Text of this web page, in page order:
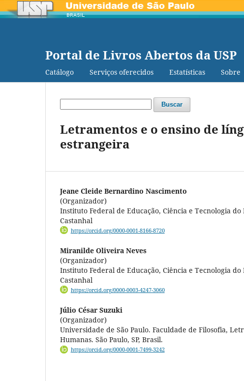
Portal de Livros Abertos da USP
Catálogo Serviços oferecidos Estatísticas Sobre
Buscar
Letramentos e o ensino de
estrangeira
Jeane Cleide Bernardino Nascimento
(Organizador)
Instituto Federal de Educação, Ciência e Tecnologia do
Castanhal
https://orcid.org/0000-0001-8166-8720
Miranilde Oliveira Neves
(Organizador)
Instituto Federal de Educação, Ciência e Tecnologia do
Castanhal
https://orcid.org/0000-0003-4247-3060
Júlio César Suzuki
(Organizador)
Universidade de São Paulo. Faculdade de Filosofia,
Humanas. São Paulo, SP, Brasil.
https://orcid.org/0000-0001-7499-3242